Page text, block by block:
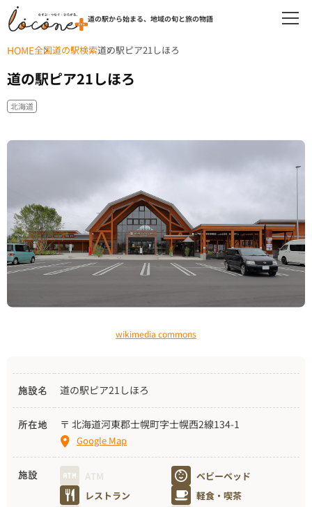
道の駅から始まる、地域の旬と旅の物語
HOME全国道の駅検索道の駅ピア21しほろ
道の駅ピア21しほろ
北海道
wikimedia commons
施設名 道の駅ピア21しほろ
所在地 〒 北海道河東郡士幌町字士幌西2線134-1
Google Map
施設 ATM
ベビーベッド
レストラン
軽食・喫茶